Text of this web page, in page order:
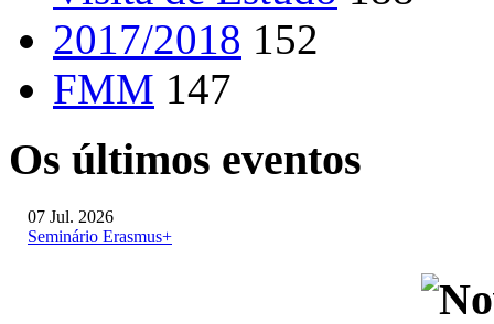
2017/2018 152
FMM 147
Os últimos eventos
07 Jul. 2026
Seminário Erasmus+